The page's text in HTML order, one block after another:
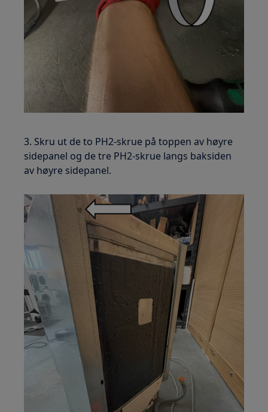
3. Skru ut de to PH2-skrue på toppen av høyre
sidepanel og de tre PH2-skrue langs baksiden
av høyre sidepanel.